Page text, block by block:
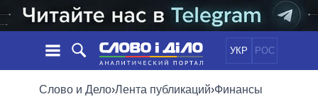
УКР РОС
НОВОСТИ
Слово и Дело›Лента публикаций›Финансы